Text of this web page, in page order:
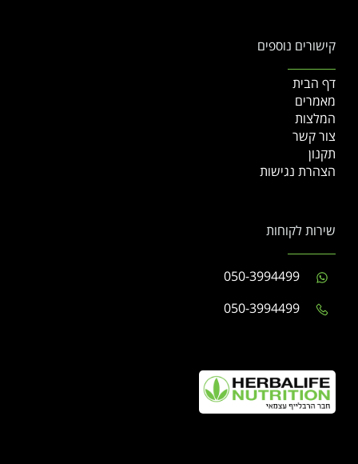
קישורים נוספים
דף הבית
מאמרים
המלצות
צור קשר
תקנון
הצהרת נגישות
שירות לקוחות